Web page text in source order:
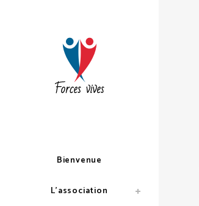
Bienvenue
L’association